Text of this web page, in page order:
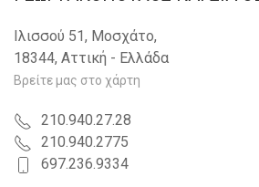
RENAULT -
OPEL - TIGRA
Ιλισσού 51, Μοσχάτο,
18344, Αττική - Ελλάδα
Βρείτε μας στο χάρτη
210.940.27.28
210.940.2775
697.236.9334